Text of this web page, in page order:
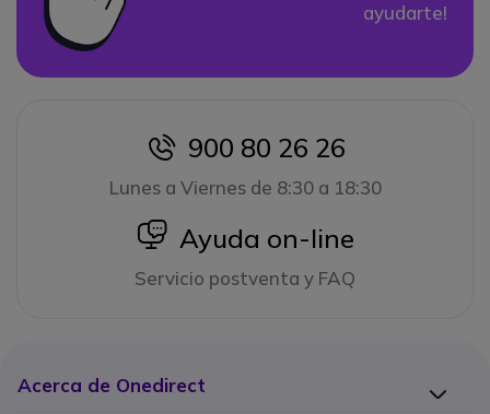
ayudarte!
icon
900 80 26 26
Lunes a Viernes de 8:30 a 18:30
icon
Ayuda on-line
Servicio postventa y FAQ
Acerca de Onedirect